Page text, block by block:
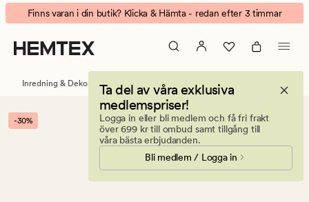
Amelia
platter
förvaringslåda
ljus
Animerad
banner.
Klicka
på
att
pausa.
Finns varan i din butik? Klicka & Hämta - redan efter 3 timmar
Ta del av våra exklusiva
medlemspriser!
Logga in eller bli medlem och få fri frakt
över 699 kr till ombud samt tillgång till
våra bästa erbjudanden.
Bli medlem / Logga in
Inredning & Dekorationer Förvaring Förvaringslådor
-30%